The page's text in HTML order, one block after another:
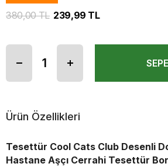
380,00 TL 239,99 TL
Ürün Özellikleri
Tesettür Cool Cats Club Desenli
Hastane Aşçı Cerrahi Tesettür